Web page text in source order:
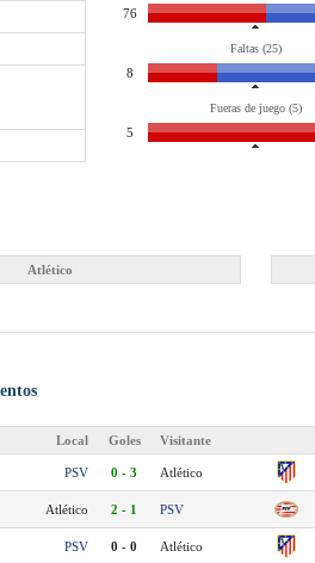
76
Faltas (25)
8
Fueras de juego (5)
5
Atlético
Local Goles Visitante
PSV 0 - 3 Atlético
Atlético 2 - 1 PSV
PSV 0 - 0 Atlético